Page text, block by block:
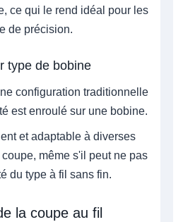
ce qui le rend idéal pour les
de précision.
type de bobine
configuration traditionnelle
est enroulé sur une bobine.
et adaptable à diverses
même s'il peut ne pas
du type à fil sans fin.
la coupe au fil